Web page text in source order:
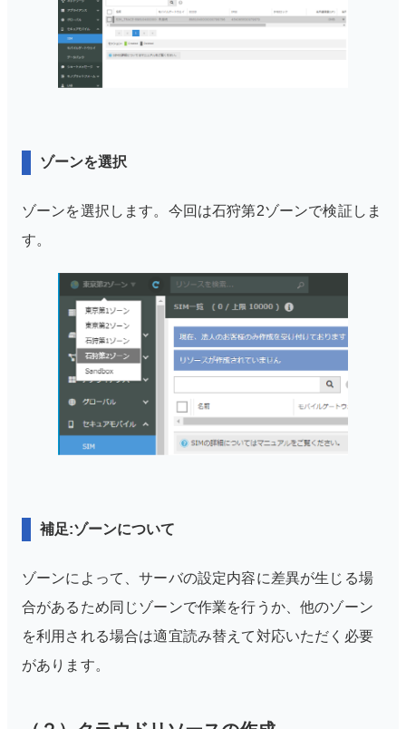
ゾーンを選択
ゾーンを選択します。今回は石狩第2ゾーンで検証しま
す。
補足:ゾーンについて
ゾーンによって、サーバの設定内容に差異が生じる場
合があるため同じゾーンで作業を行うか、他のゾーン
を利用される場合は適宜読み替えて対応いただく必要
があります。